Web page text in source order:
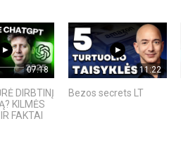
07:18
DIRBTINĮ
KILMĖS
FAKTAI
11:22
Bezos secrets LT